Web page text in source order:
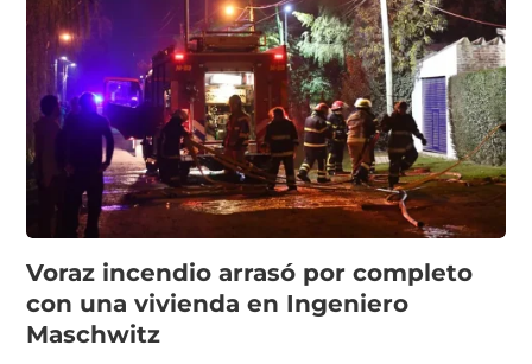
Voraz incendio arrasó por completo
con una vivienda en Ingeniero
Maschwitz